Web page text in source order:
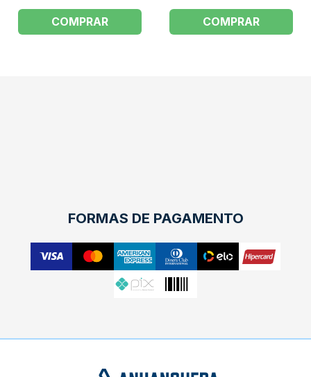
COMPRAR COMPRAR
FORMAS DE PAGAMENTO